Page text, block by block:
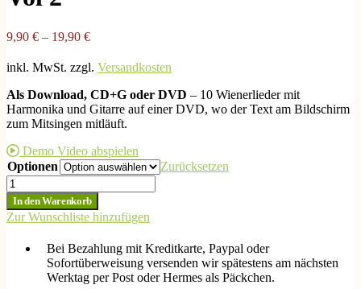
9,90 € – 19,90 €
inkl. MwSt. zzgl. Versandkosten
Als Download, CD+G oder DVD – 10 Wienerlieder mit
Harmonika und Gitarre auf einer DVD, wo der Text am Bildschirm
zum Mitsingen mitläuft.
Demo Video abspielen
Optionen
Zurücksetzen
Download
und
DVD-
Karaoke
schönsten
Wienerlieder-
In den Warenkorb
Zur Wunschliste hinzufügen
Bei Bezahlung mit Kreditkarte, Paypal oder
Sofortüberweisung versenden wir spätestens am nächsten
Werktag per Post oder Hermes als Päckchen.